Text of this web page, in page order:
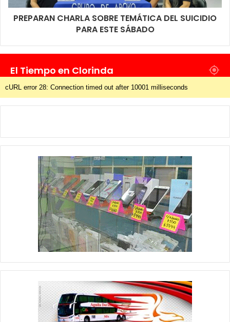
PREPARAN CHARLA SOBRE TEMÁTICA DEL SUICIDIO
PARA ESTE SÁBADO
El Tiempo en Clorinda
cURL error 28: Connection timed out after 10001 milliseconds